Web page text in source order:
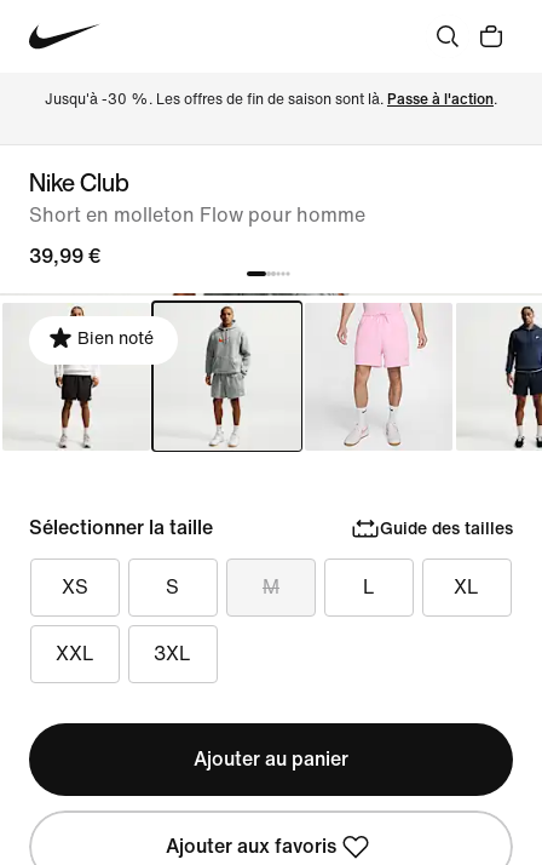
Jusqu'à -30 %. Les offres de fin de saison sont là. Passe à l'action.
Nike Club
Short en molleton Flow pour homme
39,99 €
Bien noté
Sélectionner la taille Guide des tailles
XS S M L XL
XXL 3XL
Ajouter au panier
Ajouter aux favoris